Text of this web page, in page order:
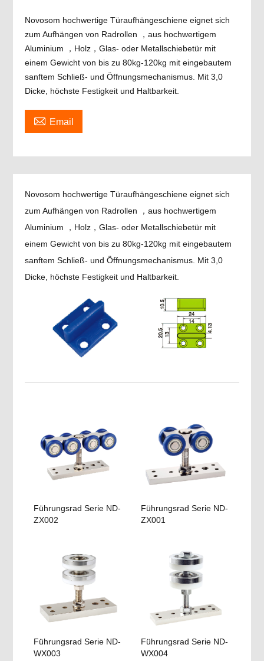
Novosom hochwertige Türaufhängeschiene eignet sich
zum Aufhängen von Radrollen ，aus hochwertigem
Aluminium ，Holz，Glas- oder Metallschiebetür mit
einem Gewicht von bis zu 80kg-120kg mit eingebautem
sanftem Schließ- und Öffnungsmechanismus. Mit 3,0
Dicke, höchste Festigkeit und Haltbarkeit.
 Email
Novosom hochwertige Türaufhängeschiene eignet sich
zum Aufhängen von Radrollen ，aus hochwertigem
Aluminium ，Holz，Glas- oder Metallschiebetür mit
einem Gewicht von bis zu 80kg-120kg mit eingebautem
sanftem Schließ- und Öffnungsmechanismus. Mit 3,0
Dicke, höchste Festigkeit und Haltbarkeit.
Führungsrad Serie ND-
ZX002
Führungsrad Serie ND-
ZX001
Führungsrad Serie ND-
WX003
Führungsrad Serie ND-
WX004